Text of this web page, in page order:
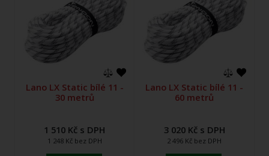
Lano LX Static bílé 11 -
30 metrů
1 510 Kč s DPH
1 248 Kč bez DPH
Lano LX Static bílé 11 -
60 metrů
3 020 Kč s DPH
2 496 Kč bez DPH